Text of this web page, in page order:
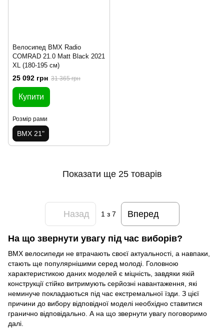
Велосипед BMX Radio
COMRAD 21.0 Matt Black 2021
XL (180-195 см)
25 092 грн 31 365 грн
Купити
Розмір рами
BMX 21"
Показати ще 25 товарів
Назад 1 з 7 Вперед
На що звернути увагу під час виборів?
BMX велосипеди не втрачають своєї актуальності, а навпаки,
стають ще популярнішими серед молоді. Головною
характеристикою даних моделей є міцність, завдяки якій
конструкції стійко витримують серйозні навантаження, які
неминуче покладаються під час екстремальної їзди. З цієї
причини до вибору відповідної моделі необхідно ставитися
гранично відповідально. А на що звернути увагу поговоримо
далі.